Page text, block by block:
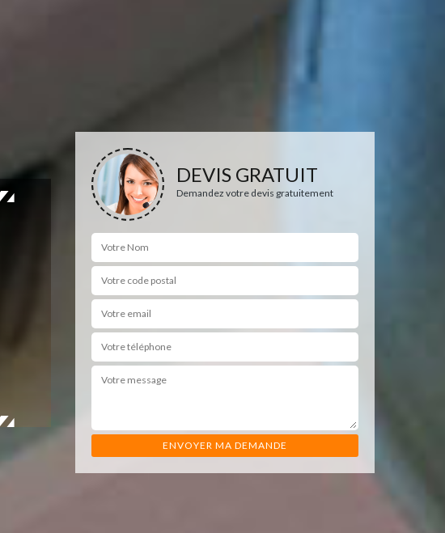
DEVIS GRATUIT
Demandez votre devis gratuitement